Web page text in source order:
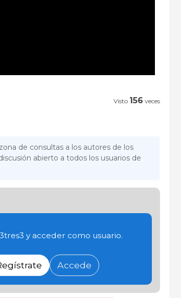
Visto 156 veces
de consultas a los autores de los
abierto a todos los usuarios de
y acceder como usuario.
Accede